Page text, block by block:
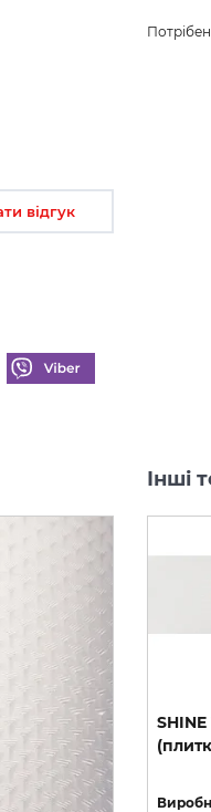
Потрібен
відгук
Інші
SHINE